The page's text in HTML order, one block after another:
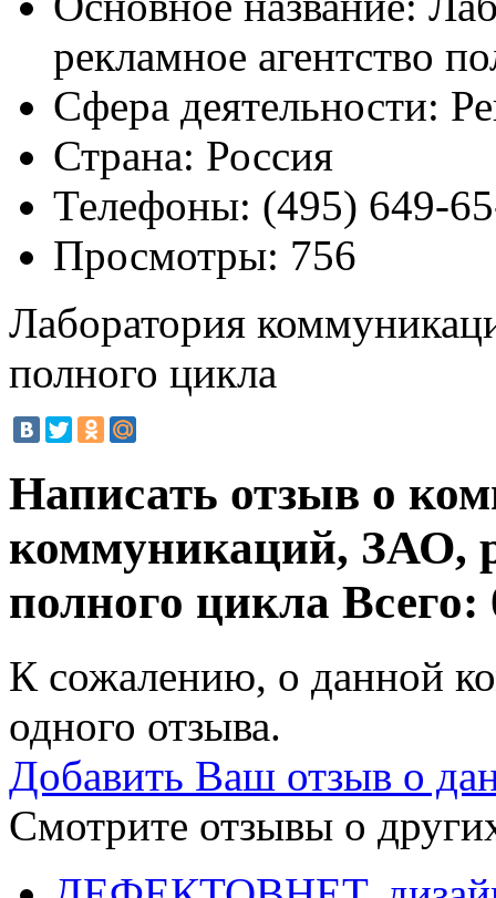
рекламное агентство
Сфера деятельности:
Страна: Россия
Телефоны: (495) 649-
Просмотры: 756
Лаборатория
полного цикла
Написать отзыв о
коммуникаций, ЗАО,
полного цикла Всего:
К сожалению, о данной
одного отзыва.
Добавить Ваш отзыв о
Смотрите отзывы о